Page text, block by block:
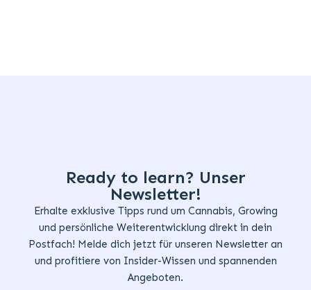
Ready to learn? Unser
Newsletter!
Erhalte exklusive Tipps rund um Cannabis, Growing
und persönliche Weiterentwicklung direkt in dein
Postfach! Melde dich jetzt für unseren Newsletter an
und profitiere von Insider-Wissen und spannenden
Angeboten.